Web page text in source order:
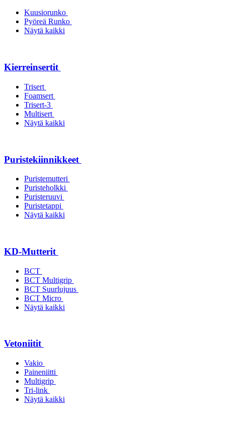
Kuusiorunko
Pyöreä Runko
Näytä kaikki
Kierreinsertit
Trisert
Foamsert
Trisert-3
Multisert
Näytä kaikki
Puristekiinnikkeet
Puristemutteri
Puristeholkki
Puristeruuvi
Puristetappi
Näytä kaikki
KD-Mutterit
BCT
BCT Multigrip
BCT Suurlujuus
BCT Micro
Näytä kaikki
Vetoniitit
Vakio
Paineniitti
Multigrip
Tri-link
Näytä kaikki